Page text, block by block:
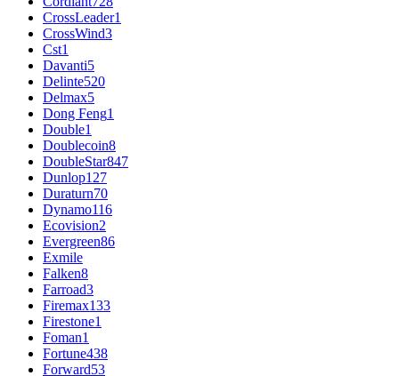
CrossLeader1
CrossWind3
Cst1
Davanti5
Delinte520
Delmax5
Dong Feng1
Double1
Doublecoin8
DoubleStar847
Dunlop127
Duraturn70
Dynamo116
Ecovision2
Evergreen86
Exmile
Falken8
Farroad3
Firemax133
Firestone1
Foman1
Fortune438
Forward53